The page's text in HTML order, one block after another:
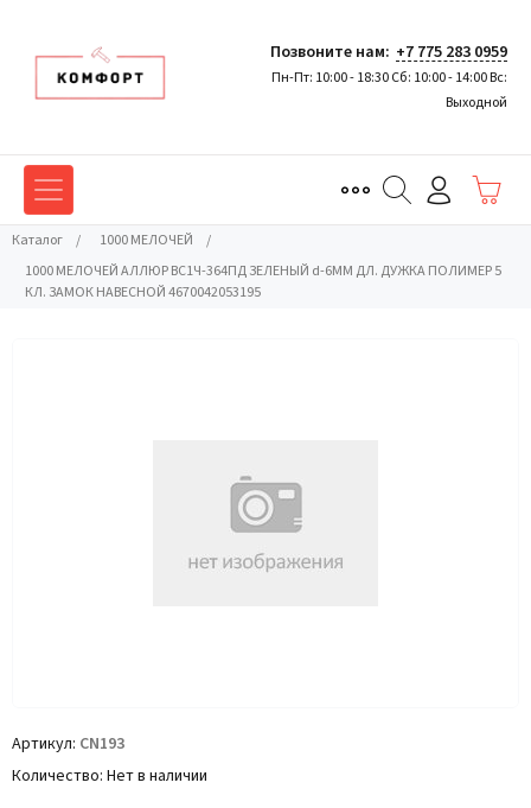
Позвоните нам: +7 775 283 0959
Пн-Пт: 10:00 - 18:30 Сб: 10:00 - 14:00 Вс:
Выходной
Каталог / 1000 МЕЛОЧЕЙ
/
1000 МЕЛОЧЕЙ АЛЛЮР ВС1Ч-364ПД ЗЕЛЕНЫЙ d-6ММ ДЛ. ДУЖКА ПОЛИМЕР 5
КЛ. ЗАМОК НАВЕСНОЙ 4670042053195
Артикул CN193
Количество Нет в наличии